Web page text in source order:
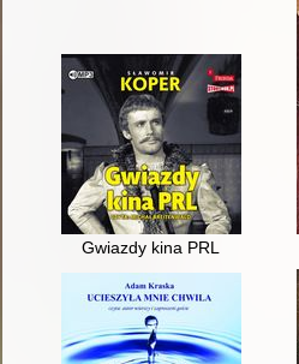
Gwiazdy kina PRL